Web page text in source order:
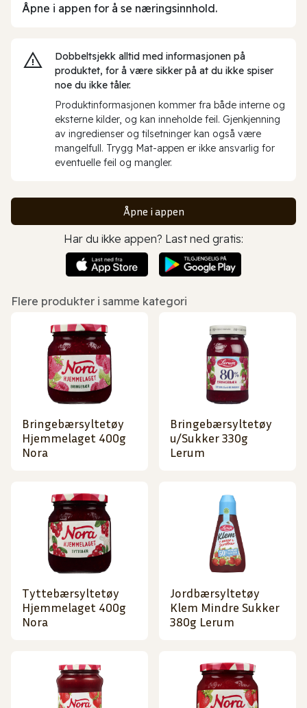
Åpne i appen for å se næringsinnhold.
Dobbeltsjekk alltid med informasjonen på
produktet, for å være sikker på at du ikke spiser
noe du ikke tåler.
Produktinformasjonen kommer fra både interne og
eksterne kilder, og kan inneholde feil. Gjenkjenning
av ingredienser og tilsetninger kan også være
mangelfull. Trygg Mat-appen er ikke ansvarlig for
eventuelle feil og mangler.
Åpne i appen
Har du ikke appen? Last ned gratis:
Flere produkter i samme kategori
Bringebærsyltetøy
Hjemmelaget 400g
Nora
Bringebærsyltetøy
u/Sukker 330g
Lerum
Tyttebærsyltetøy
Hjemmelaget 400g
Nora
Jordbærsyltetøy
Klem Mindre Sukker
380g Lerum